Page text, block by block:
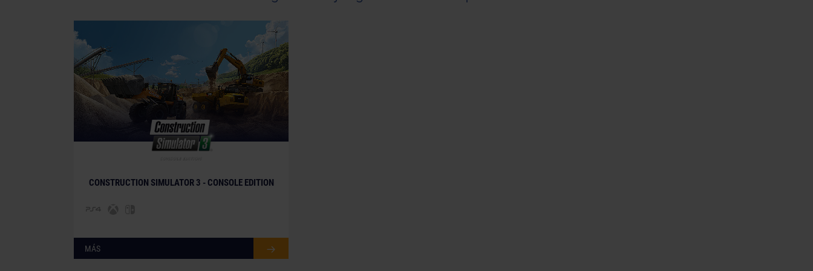
trademarks of weltenbauer. Developed with the kind support of Caterpillar, Liebherr, Bell, Palfinger,
ATLAS, Mack Trucks, MEILLER Kipper, Kenworth Truck Company and STILL. The Mack Trademarks and
Bulldog Hood Ornament are registered rights of the AB Volvo Group and are used pursuant to a
license. KENWORTH and KW & Design Trademarks licensed by PACCAR Inc, Bellevue, Washington, U.S.A.
©2018 Caterpillar. CAT, CATERPILLAR, their respective logos, "Caterpillar Yellow," the "Power Edge" trade
dress as well as corporate and product identity used herein, are trademarks of Caterpillar and may not be
used without permission. www.cat.com / www.caterpillar.com astragon Entertainment GmbH a licensee
of Caterpillar Inc. All other intellectual property relating to the construction equipment, associated brands
© [Translate to Spanish (Spain):]
CONSTRUCTION SIMULATOR 3 - CONSOLE EDITION
MÁS